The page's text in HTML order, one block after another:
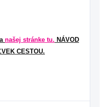
našej stránke tu. NÁVOD
CESTOU.